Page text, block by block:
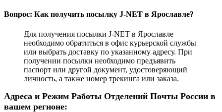
Вопрос: Как получить посылку J-NET в Ярославле?
Для получения посылки J-NET в Ярославле
необходимо обратиться в офис курьерской службы
или выбрать доставку по указанному адресу. При
получении посылки необходимо предъявить
паспорт или другой документ, удостоверяющий
личность, а также номер трекинга или заказа.
Адреса и Режим Работы Отделений Почты России в
вашем регионе: